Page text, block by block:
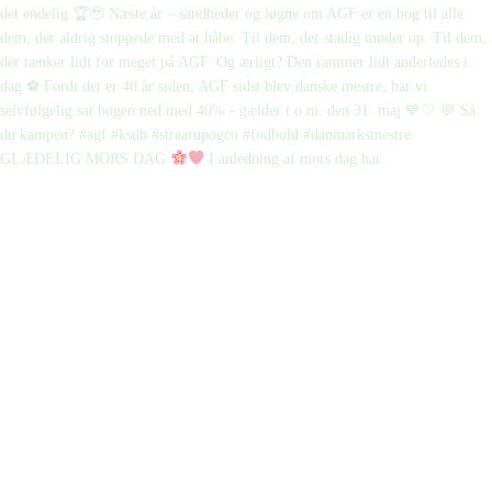
GLÆDELIG MORS DAG I anledning af mors dag har